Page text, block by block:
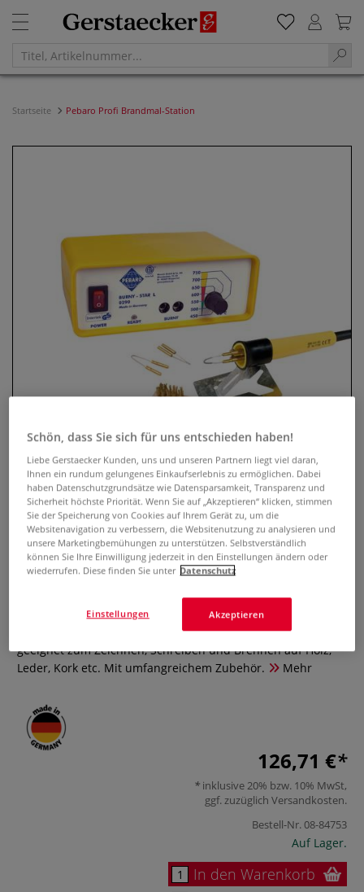
Startseite Pebaro Profi Brandmal-Station
Pebaro Profi Brandmal-Station
Die Pebaro Profi Brandmal Station mit elektronischer
Temperaturauswahl für verschiedene Holzarten! Ideal
geeignet zum Zeichnen, Schreiben und Brennen auf Holz,
Leder, Kork etc. Mit umfangreichem Zubehör.
Mehr
126,71 €
inklusive 20% bzw. 10% MwSt,
ggf. zuzüglich Versandkosten.
Bestell-Nr.08-84753
Auf Lager.
In den Warenkorb
Schön, dass Sie sich für uns entschieden haben!
Liebe Gerstaecker Kunden, uns und unseren Partnern liegt viel daran,
Ihnen ein rundum gelungenes Einkaufserlebnis zu ermöglichen. Dabei
haben Datenschutzgrundsätze wie Datensparsamkeit, Transparenz und
Sicherheit höchste Priorität. Wenn Sie auf „Akzeptieren“ klicken, stimmen
Sie der Speicherung von Cookies auf Ihrem Gerät zu, um die
Websitenavigation zu verbessern, die Websitenutzung zu analysieren und
unsere Marketingbemühungen zu unterstützen. Selbstverständlich
können Sie Ihre Einwilligung jederzeit in den Einstellungen ändern oder
wiederrufen. Diese finden Sie unter Datenschutz
Akzeptieren
Einstellungen